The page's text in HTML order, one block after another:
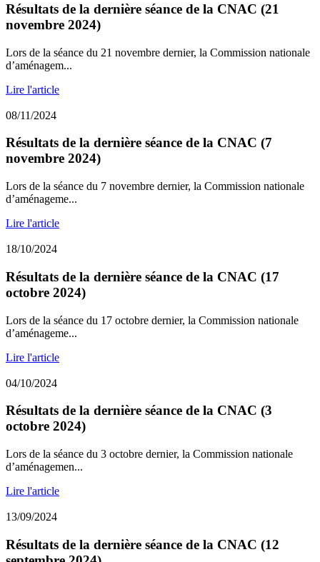
Résultats de la dernière séance de la CNAC (21
novembre 2024)
Lors de la séance du 21 novembre dernier, la Commission nationale
d’aménagem...
Lire l'article
08/11/2024
Résultats de la dernière séance de la CNAC (7
novembre 2024)
Lors de la séance du 7 novembre dernier, la Commission nationale
d’aménageme...
Lire l'article
18/10/2024
Résultats de la dernière séance de la CNAC (17
octobre 2024)
Lors de la séance du 17 octobre dernier, la Commission nationale
d’aménageme...
Lire l'article
04/10/2024
Résultats de la dernière séance de la CNAC (3
octobre 2024)
Lors de la séance du 3 octobre dernier, la Commission nationale
d’aménagemen...
Lire l'article
13/09/2024
Résultats de la dernière séance de la CNAC (12